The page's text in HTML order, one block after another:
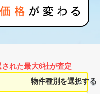
れた最大6社が査定